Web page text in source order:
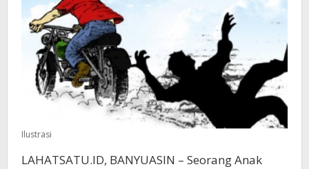
Ilustrasi
LAHATSATU.ID, BANYUASIN – Seorang Anak